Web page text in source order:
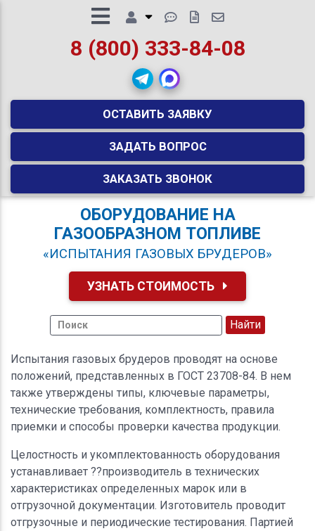
8 (800) 333-84-08
ОСТАВИТЬ ЗАЯВКУ
ЗАДАТЬ ВОПРОС
ЗАКАЗАТЬ ЗВОНОК
ОБОРУДОВАНИЕ НА
ГАЗООБРАЗНОМ ТОПЛИВЕ
«ИСПЫТАНИЯ ГАЗОВЫХ БРУДЕРОВ»
УЗНАТЬ СТОИМОСТЬ
Испытания газовых брудеров проводят на основе
положений, представленных в ГОСТ 23708-84. В нем
также утверждены типы, ключевые параметры,
технические требования, комплектность, правила
приемки и способы проверки качества продукции.
Целостность и укомплектованность оборудования
устанавливает ??производитель в технических
характеристиках определенных марок или в
отгрузочной документации. Изготовитель проводит
отгрузочные и периодические тестирования. Партией